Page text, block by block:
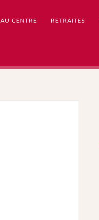
AU CENTRE RETRAITES